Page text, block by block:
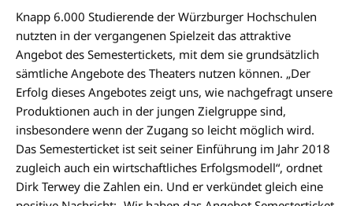
Knapp 6.000 Studierende der Würzburger Hochschulen
nutzten in der vergangenen Spielzeit das attraktive
Angebot des Semestertickets, mit dem sie grundsätzlich
sämtliche Angebote des Theaters nutzen können. „Der
Erfolg dieses Angebotes zeigt uns, wie nachgefragt unsere
Produktionen auch in der jungen Zielgruppe sind,
insbesondere wenn der Zugang so leicht möglich wird.
Das Semesterticket ist seit seiner Einführung im Jahr 2018
zugleich auch ein wirtschaftliches Erfolgsmodell“, ordnet
Dirk Terwey die Zahlen ein. Und er verkündet gleich eine